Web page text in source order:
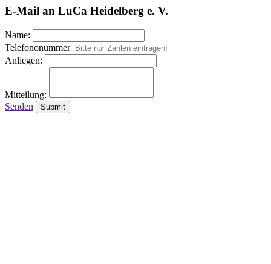
E-Mail an LuCa Heidelberg e. V.
Name:
Telefononummer
Anliegen:
Mitteilung:
Senden